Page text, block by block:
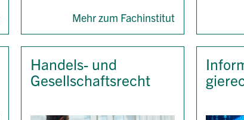
Mehr zum Fachinstitut
Handels- und
Gesellschaftsrecht